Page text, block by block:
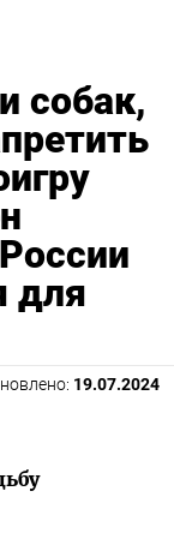
собак,
для
19.07.2024